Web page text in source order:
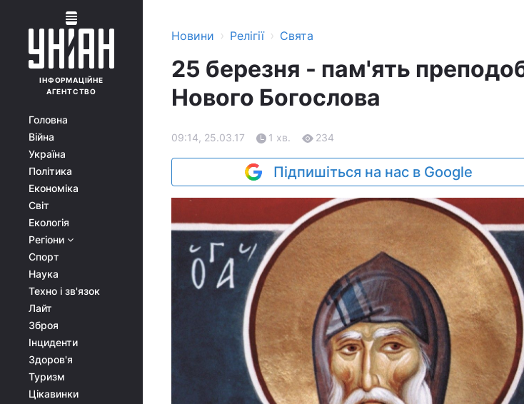
ІНФОРМАЦІЙНЕ
АГЕНТСТВО
Головна
Війна
Україна
Політика
Економіка
Світ
Екологія
Регіони
Спорт
Наука
Техно і зв'язок
Лайт
Зброя
Інциденти
Здоров'я
Туризм
Цікавинки
Новини › Релігії › Свята
25 березня - пам'ять
Нового Богослова
09:14, 25.03.17 1 хв. 234
Підпишіться на нас в Google